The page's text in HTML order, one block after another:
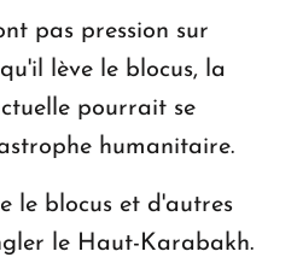
pas pression sur
lève le blocus, la
pourrait se
humanitaire.
le blocus et d'autres
le Haut-Karabakh.